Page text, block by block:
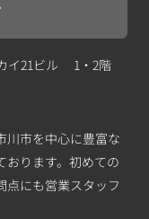
イ21ビル 1・2階
川市を中心に豊富な
おります。初めての
点にも営業スタッフ